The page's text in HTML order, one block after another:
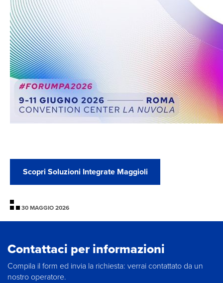
Scopri Soluzioni Integrate Maggioli
30 MAGGIO 2026
Contattaci per informazioni
Compila il form ed invia la richiesta: verrai contattato da un
nostro operatore.